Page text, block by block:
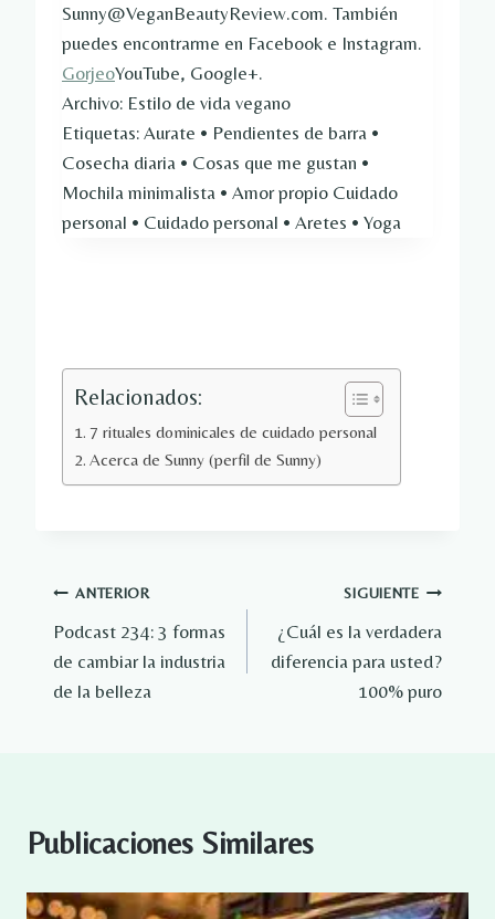
Sunny@VeganBeautyReview.com. También
puedes encontrarme en Facebook e Instagram.
GorjeoYouTube, Google+.
Archivo: Estilo de vida vegano
Etiquetas: Aurate • Pendientes de barra •
Cosecha diaria • Cosas que me gustan •
Mochila minimalista • Amor propio Cuidado
personal • Cuidado personal • Aretes • Yoga
Relacionados:
7 rituales dominicales de cuidado personal
Acerca de Sunny (perfil de Sunny)
Navegación
de
entradas
ANTERIOR
Podcast 234: 3 formas
de cambiar la industria
de la belleza
SIGUIENTE
¿Cuál es la verdadera
diferencia para usted?
100% puro
Publicaciones Similares